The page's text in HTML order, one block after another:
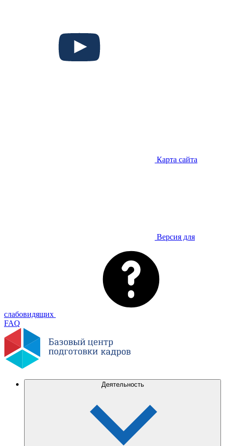
Карта сайта
Версия для
слабовидящих
FAQ
Деятельность